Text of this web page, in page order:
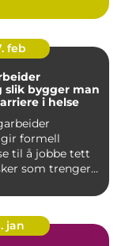
feb
i helse
formell
til å jobbe tett
som trenger
jan